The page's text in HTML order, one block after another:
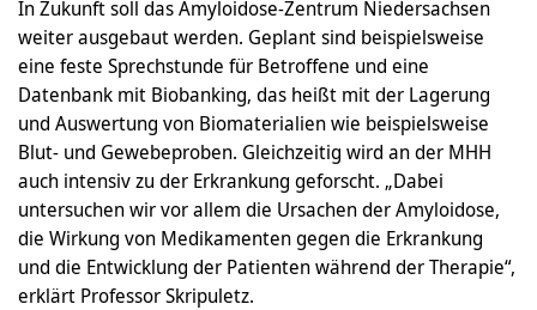
In Zukunft soll das Amyloidose-Zentrum Niedersachsen
weiter ausgebaut werden. Geplant sind beispielsweise
eine feste Sprechstunde für Betroffene und eine
Datenbank mit Biobanking, das heißt mit der Lagerung
und Auswertung von Biomaterialien wie beispielsweise
Blut- und Gewebeproben. Gleichzeitig wird an der MHH
auch intensiv zu der Erkrankung geforscht. „Dabei
untersuchen wir vor allem die Ursachen der Amyloidose,
die Wirkung von Medikamenten gegen die Erkrankung
und die Entwicklung der Patienten während der Therapie“,
erklärt Professor Skripuletz.